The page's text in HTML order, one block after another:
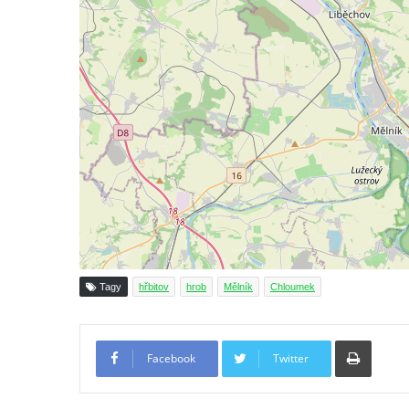
Velešíně
Hrob Šimona Haláčka na hřbitově v Římově
Hrob Jana a Marie Tybytanclových na
hřbitově v Římově
Hrob rodiny Lorenz na hřbitově v Římově
Hrob rodiny Wähner na hřbitově v Dolním
Podluží
Hrob rodiny Stolle na hřbitově v Dolním
Podluží
Hrob Josefa Adlera na hřbitově v Dolním
Podluží
Hrob Eduarda Tietzeho na hřbitově v
Dolním Podluží
Hrob rodiny Meisel na hřbitově v Dolním
Podluží
Tagy hřbitov hrob Mělník Chloumek
Facebook Twitter